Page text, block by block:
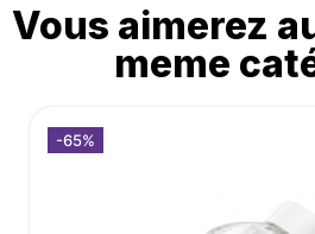
Vous aimerez
meme
-65%